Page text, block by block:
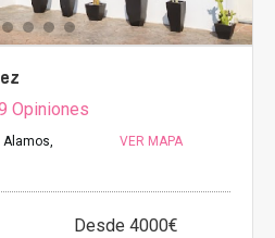
Opiniones
Alamos,
VER MAPA
Desde 4000€